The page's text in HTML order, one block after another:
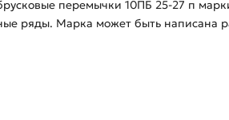
перемычки 10ПБ 25-27 п
ряды. Марка может быть написана